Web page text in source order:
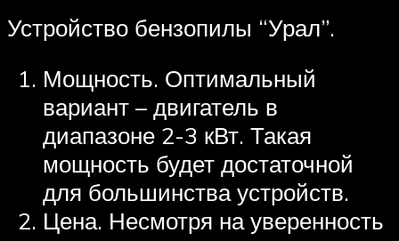
Устройство бензопилы “Урал”.
Мощность. Оптимальный
вариант – двигатель в
диапазоне 2-3 кВт. Такая
мощность будет достаточной
для большинства устройств.
Цена. Несмотря на уверенность